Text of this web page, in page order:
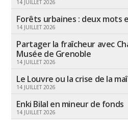
14 JUILLET 2026
Forêts urbaines : deux mots
14 JUILLET 2026
Partager la fraîcheur avec
Musée de Grenoble
14 JUILLET 2026
Le Louvre ou la crise de la
14 JUILLET 2026
Enki Bilal en mineur de fonds
14 JUILLET 2026